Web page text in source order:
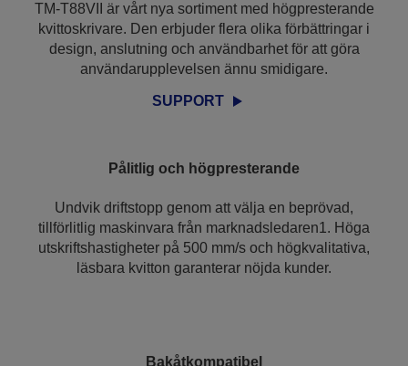
TM-T88VII är vårt nya sortiment med högpresterande
kvittoskrivare. Den erbjuder flera olika förbättringar i
design, anslutning och användbarhet för att göra
användarupplevelsen ännu smidigare.
SUPPORT
Pålitlig och högpresterande
Undvik driftstopp genom att välja en beprövad,
tillförlitlig maskinvara från marknadsledaren1. Höga
utskriftshastigheter på 500 mm/s och högkvalitativa,
läsbara kvitton garanterar nöjda kunder.
Bakåtkompatibel